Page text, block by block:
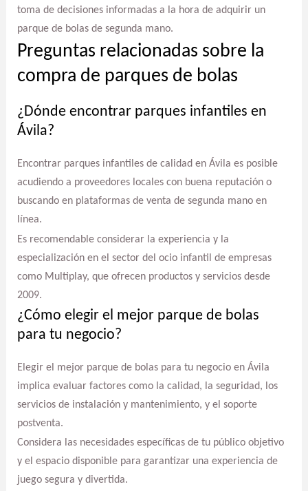
toma de decisiones informadas a la hora de adquirir un
parque de bolas de segunda mano.
Preguntas relacionadas sobre la
compra de parques de bolas
¿Dónde encontrar parques infantiles en
Ávila?
Encontrar parques infantiles de calidad en Ávila es posible
acudiendo a proveedores locales con buena reputación o
buscando en plataformas de venta de segunda mano en
línea.
Es recomendable considerar la experiencia y la
especialización en el sector del ocio infantil de empresas
como Multiplay, que ofrecen productos y servicios desde
2009.
¿Cómo elegir el mejor parque de bolas
para tu negocio?
Elegir el mejor parque de bolas para tu negocio en Ávila
implica evaluar factores como la calidad, la seguridad, los
servicios de instalación y mantenimiento, y el soporte
postventa.
Considera las necesidades específicas de tu público objetivo
y el espacio disponible para garantizar una experiencia de
juego segura y divertida.